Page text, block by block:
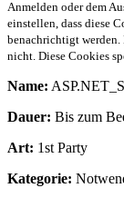
Anmelden oder dem
einstellen, dass diese
benachrichtigt
nicht. Diese Cookies
Name:
Dauer: Bis zum
Art: 1st Party
Kategorie: